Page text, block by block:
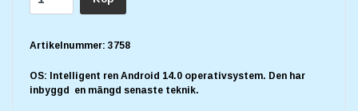
Artikelnummer: 3758
OS: Intelligent ren Android 14.0 operativsystem. Den har
inbyggd en mängd senaste teknik.